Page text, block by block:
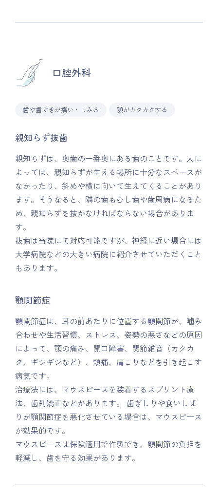
口腔外科
歯や歯ぐきが痛い・しみる 顎がカクカクする
親知らず抜歯
親知らずは、奥歯の一番奥にある歯のことです。人に
よっては、親知らずが生える場所に十分なスペースが
なかったり、斜めや横に向いて生えてくることがあり
ます。そうなると、隣の歯もむし歯や歯周病になるた
め、親知らずを抜かなければならない場合がありま
す。
抜歯は当院にて対応可能ですが、神経に近い場合には
大学病院などの大きい病院に紹介させていただくこと
もあります。
顎関節症
顎関節症は、耳の前あたりに位置する顎関節が、噛み
合わせや生活習慣、ストレス、姿勢の悪さなどの原因
によって、顎の痛み、開口障害、関節雑音（カクカ
ク、ギシギシなど）、頭痛、肩こりなどを引き起こす
病気です。
治療法には、マウスピースを装着するスプリント療
法、歯列矯正などがあります。 歯ぎしりや食いしば
りが顎関節症を悪化させている場合は、マウスピース
が効果的です。
マウスピースは保険適用で作製でき、顎関節の負担を
軽減し、歯を守る効果があります。